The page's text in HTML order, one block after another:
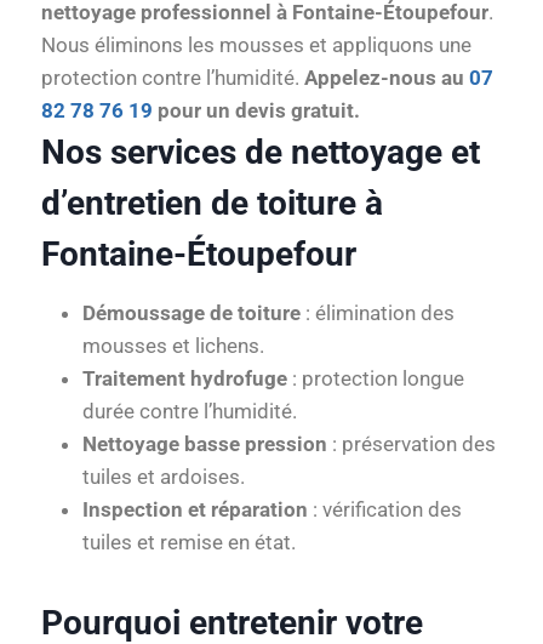
nettoyage professionnel à Fontaine-Étoupefour.
Nous éliminons les mousses et appliquons une
protection contre l’humidité. Appelez-nous au 07
82 78 76 19 pour un devis gratuit.
Nos services de nettoyage et
d’entretien de toiture à
Fontaine-Étoupefour
Démoussage de toiture : élimination des
mousses et lichens.
Traitement hydrofuge : protection longue
durée contre l’humidité.
Nettoyage basse pression : préservation des
tuiles et ardoises.
Inspection et réparation : vérification des
tuiles et remise en état.
Pourquoi entretenir votre